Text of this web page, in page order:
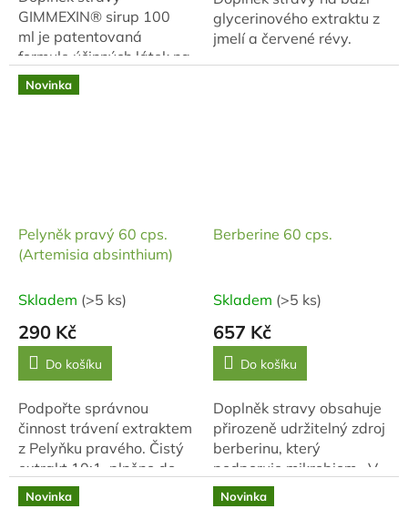
GIMMEXIN® sirup 100
ml je patentovaná
formule účinných látek na
podporu imunity.
Inovativní způsob pro
glycerinového extraktu z
jmelí a červené révy.
Novinka
Pelyněk pravý 60 cps.
(Artemisia absinthium)
Skladem (>5 ks)
290 Kč
Do košíku
Podpořte správnou
činnost trávení extraktem
z Pelyňku pravého. Čistý
extrakt 10:1, plněno do
rostlinných tobolek, bez
jakýchkoliv přídatných
Berberine 60 cps.
Skladem (>5 ks)
657 Kč
Do košíku
Doplněk stravy obsahuje
přirozeně udržitelný zdroj
berberinu, který
podporuje mikrobiom. V
kapsli s cíleným
uvolňováním je 510 mg
Novinka Novinka